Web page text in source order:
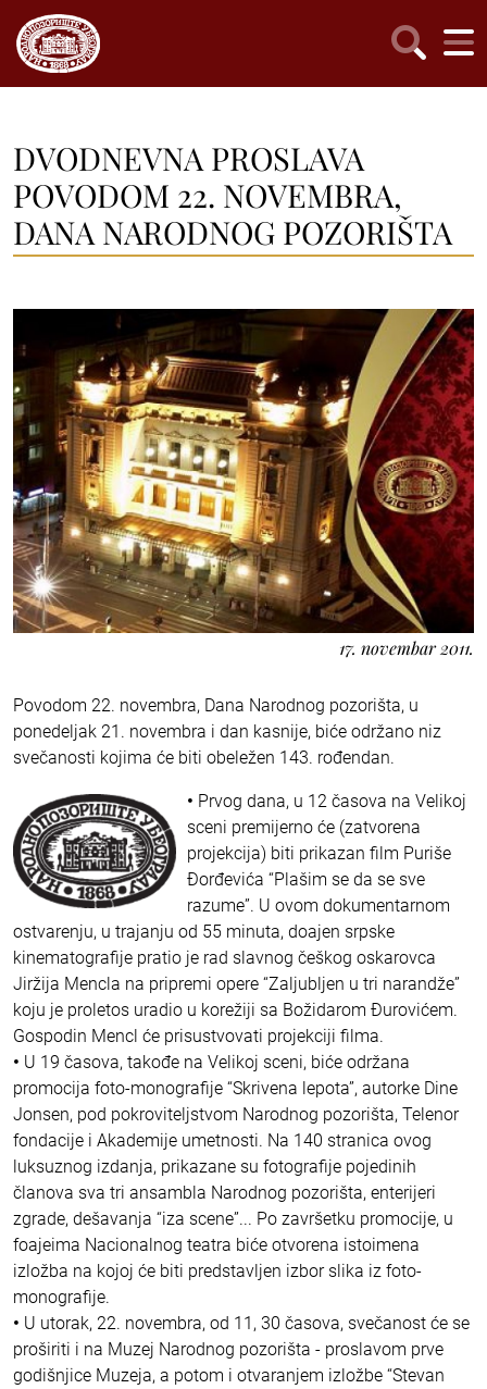
DVODNEVNA PROSLAVA
POVODOM 22. NOVEMBRA,
DANA NARODNOG POZORIŠTA
17. novembar 2011.
Povodom 22. novembra, Dana Narodnog pozorišta, u
ponedeljak 21. novembra i dan kasnije, biće održano niz
svečanosti kojima će biti obeležen 143. rođendan.
• Prvog dana, u 12 časova na Velikoj
sceni premijerno će (zatvorena
projekcija) biti prikazan film Puriše
Đorđevića “Plašim se da se sve
razume”. U ovom dokumentarnom
ostvarenju, u trajanju od 55 minuta, doajen srpske
kinematografije pratio je rad slavnog češkog oskarovca
Jiržija Mencla na pripremi opere “Zaljubljen u tri narandže”
koju je proletos uradio u korežiji sa Božidarom Đurovićem.
Gospodin Mencl će prisustvovati projekciji filma.
• U 19 časova, takođe na Velikoj sceni, biće održana
promocija foto-monografije “Skrivena lepota”, autorke Dine
Jonsen, pod pokroviteljstvom Narodnog pozorišta, Telenor
fondacije i Akademije umetnosti. Na 140 stranica ovog
luksuznog izdanja, prikazane su fotografije pojedinih
članova sva tri ansambla Narodnog pozorišta, enterijeri
zgrade, dešavanja “iza scene”... Po završetku promocije, u
foajeima Nacionalnog teatra biće otvorena istoimena
izložba na kojoj će biti predstavljen izbor slika iz foto-
monografije.
• U utorak, 22. novembra, od 11, 30 časova, svečanost će se
proširiti i na Muzej Narodnog pozorišta - proslavom prve
godišnjice Muzeja, a potom i otvaranjem izložbe “Stevan